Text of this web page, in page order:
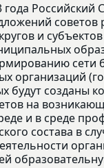
года Российский
советов
и
сети
организаций
будут созданы
на
и в среде
состава в